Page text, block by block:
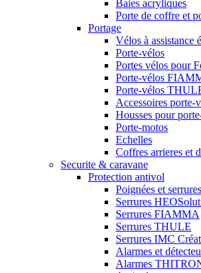
Baies acryliques
Porte de coffre et
Portage
Vélos à assistance
Porte-vélos
Portes vélos pour
Porte-vélos
Porte-vélos
Accessoires porte-
Housses pour
Porte-motos
Echelles
Coffres arrieres et
Securite & caravane
Protection antivol
Poignées et
Serrures
Serrures FIAMMA
Serrures THULE
Serrures IMC
Alarmes et
Alarmes